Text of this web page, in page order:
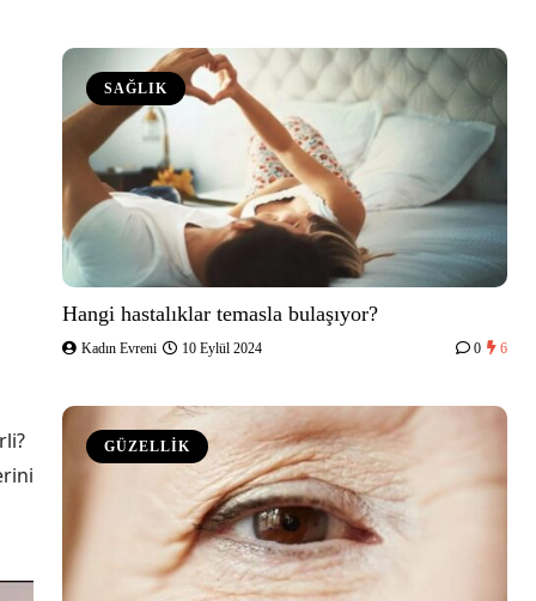
SAĞLIK
Hangi hastalıklar temasla bulaşıyor?
Kadın Evreni 10 Eylül 2024 0 6
GÜZELLİK